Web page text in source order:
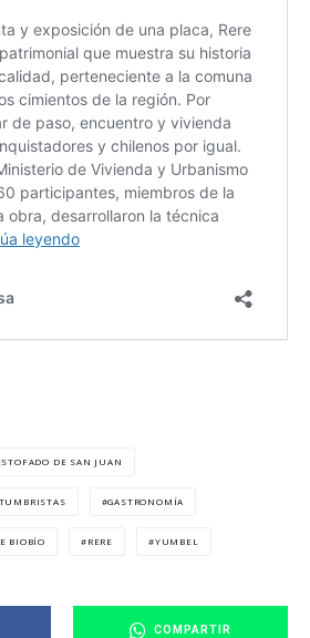
DE SAN JUAN
GASTRONOMÍA
BIOBÍO RERE YUMBEL
COMPARTIR